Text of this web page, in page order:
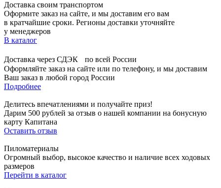
Доставка своим транспортом
Оформите заказ на сайте, и мы доставим его вам
в кратчайшие сроки. Регионы доставки уточняйте
у менеджеров
В каталог
Доставка через СДЭК по всей России
Оформляйте заказ на сайте или по телефону, и мы доставим
Ваш заказ в любой город России
Подробнее
Делитесь впечатлениями и получайте приз!
Дарим 500 рублей за отзыв о нашей компании на бонусную
карту Капитана
Оставить отзыв
Пиломатериалы
Огромный выбор, высокое качество и наличие всех ходовых
размеров
Перейти в каталог